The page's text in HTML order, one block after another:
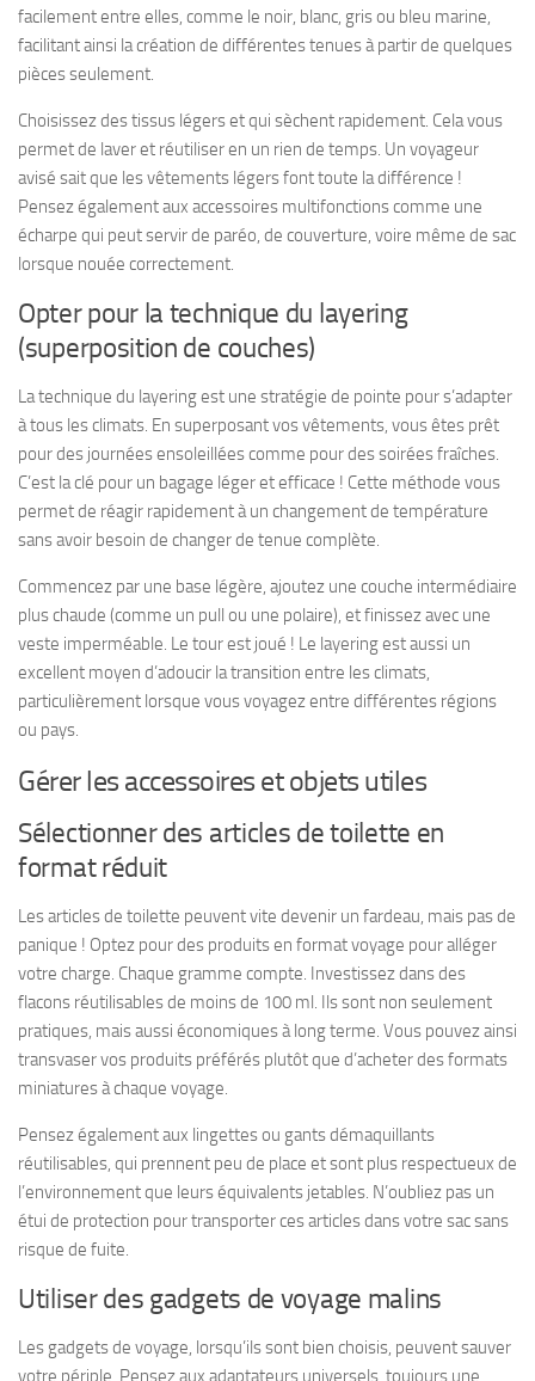
facilement entre elles, comme le noir, blanc, gris ou bleu marine,
facilitant ainsi la création de différentes tenues à partir de quelques
pièces seulement.
Choisissez des tissus légers et qui sèchent rapidement. Cela vous
permet de laver et réutiliser en un rien de temps. Un voyageur
avisé sait que les vêtements légers font toute la différence !
Pensez également aux accessoires multifonctions comme une
écharpe qui peut servir de paréo, de couverture, voire même de sac
lorsque nouée correctement.
Opter pour la technique du layering
(superposition de couches)
La technique du layeringest une stratégie de pointe pour s’adapter
à tous les climats. En superposant vos vêtements, vous êtes prêt
pour des journées ensoleillées comme pour des soirées fraîches.
C’est la clé pour un bagage léger et efficace ! Cette méthode vous
permet de réagir rapidement à un changement de température
sans avoir besoin de changer de tenue complète.
Commencez par une base légère, ajoutez une couche intermédiaire
plus chaude (comme un pull ou une polaire), et finissez avec une
veste imperméable. Le tour est joué ! Le layering est aussi un
excellent moyen d’adoucir la transition entre les climats,
particulièrement lorsque vous voyagez entre différentes régions
ou pays.
Gérer les accessoires et objets utiles
Sélectionner des articles de toilette en
format réduit
Les articles de toilette peuvent vite devenir un fardeau, mais pas de
panique ! Optez pour des produits en format voyage pour alléger
votre charge. Chaque gramme compte. Investissez dans des
flacons réutilisables de moins de 100 ml. Ils sont non seulement
pratiques, mais aussi économiques à long terme. Vous pouvez ainsi
transvaser vos produits préférés plutôt que d’acheter des formats
miniatures à chaque voyage.
Pensez également aux lingettes ou gants démaquillants
réutilisables, qui prennent peu de place et sont plus respectueux de
l’environnement que leurs équivalents jetables. N’oubliez pas un
étui de protection pour transporter ces articles dans votre sac sans
risque de fuite.
Utiliser des gadgets de voyage malins
Les gadgets de voyage, lorsqu’ils sont bien choisis, peuvent sauver
votre périple. Pensez aux adaptateurs universels, toujours une